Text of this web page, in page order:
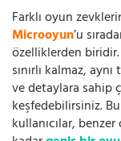
Farklı oyun
Microoyun’u
özelliklerden
sınırlı kalmaz,
ve detaylara sahip
keşfedebilirsiniz.
kullanıcılar,